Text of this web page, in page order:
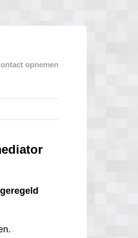
opnemen
geregeld